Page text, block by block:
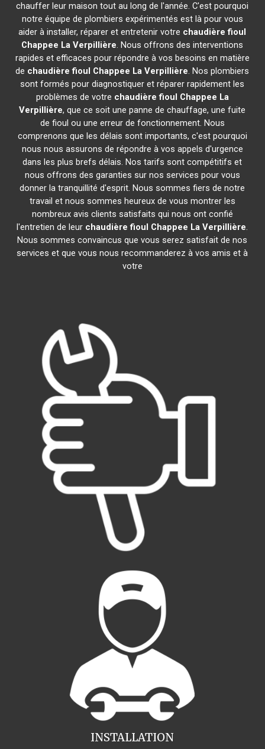
chauffer leur maison tout au long de l'année. C'est pourquoi
notre équipe de plombiers expérimentés est là pour vous
aider à installer, réparer et entretenir votre chaudière fioul
Chappee La Verpillière. Nous offrons des interventions
rapides et efficaces pour répondre à vos besoins en matière
de chaudière fioul Chappee La Verpillière. Nos plombiers
sont formés pour diagnostiquer et réparer rapidement les
problèmes de votre chaudière fioul Chappee La
Verpillière, que ce soit une panne de chauffage, une fuite
de fioul ou une erreur de fonctionnement. Nous
comprenons que les délais sont importants, c'est pourquoi
nous nous assurons de répondre à vos appels d'urgence
dans les plus brefs délais. Nos tarifs sont compétitifs et
nous offrons des garanties sur nos services pour vous
donner la tranquillité d'esprit. Nous sommes fiers de notre
travail et nous sommes heureux de vous montrer les
nombreux avis clients satisfaits qui nous ont confié
l'entretien de leur chaudière fioul Chappee La Verpillière.
Nous sommes convaincus que vous serez satisfait de nos
services et que vous nous recommanderez à vos amis et à
votre
INSTALLATION